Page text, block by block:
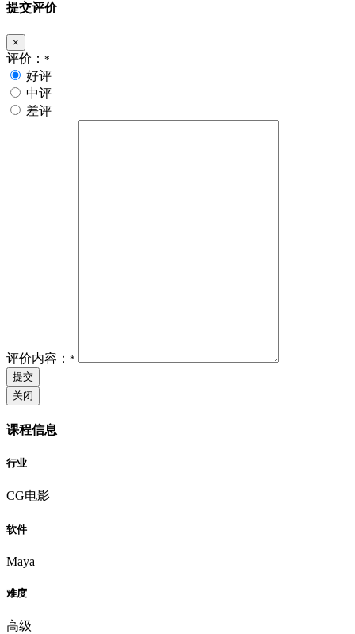
提交评价
×
评价： *
好评
中评
差评
评价内容： *
提交
关闭
课程信息
行业
CG电影
软件
Maya
难度
高级